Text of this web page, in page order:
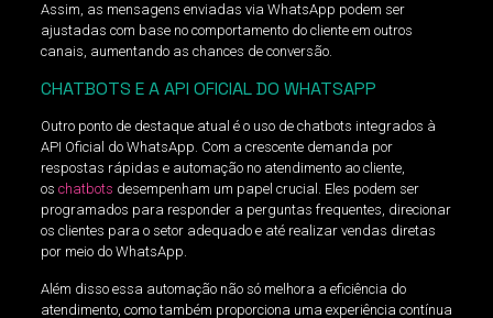
Assim, as mensagens enviadas via WhatsApp podem ser
ajustadas com base no comportamento do cliente em outros
canais, aumentando as chances de conversão.
CHATBOTS E A API OFICIAL DO WHATSAPP
Outro ponto de destaque atual é o uso de chatbots integrados à
API Oficial do WhatsApp. Com a crescente demanda por
respostas rápidas e automação no atendimento ao cliente,
os chatbots desempenham um papel crucial. Eles podem ser
programados para responder a perguntas frequentes, direcionar
os clientes para o setor adequado e até realizar vendas diretas
por meio do WhatsApp.
Além disso essa automação não só melhora a eficiência do
atendimento, como também proporciona uma experiência contínua